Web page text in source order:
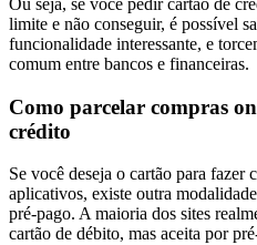
limite e não conseguir, é possível
funcionalidade interessante, e
comum entre bancos e financeiras.
Como parcelar compras
crédito
Se você deseja o cartão para fazer
aplicativos, existe outra
pré-pago. A maioria dos sites
cartão de débito, mas aceita por